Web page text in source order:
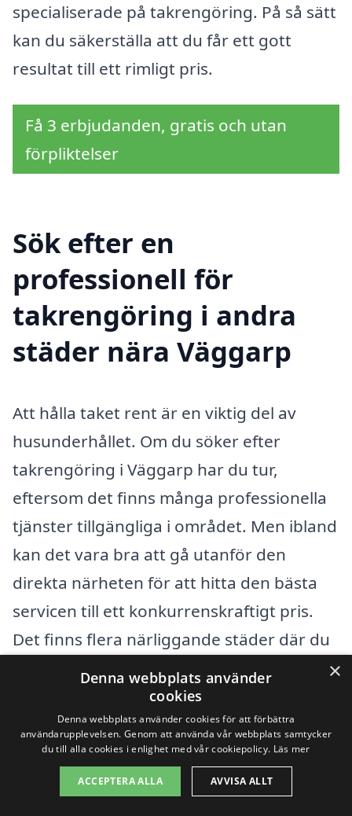
specialiserade på takrengöring. På så sätt
kan du säkerställa att du får ett gott
resultat till ett rimligt pris.
Få 3 erbjudanden, gratis och utan
förpliktelser
Sök efter en
professionell för
takrengöring i andra
städer nära Väggarp
Att hålla taket rent är en viktig del av
husunderhållet. Om du söker efter
takrengöring i Väggarp har du tur,
eftersom det finns många professionella
tjänster tillgängliga i området. Men ibland
kan det vara bra att gå utanför den
direkta närheten för att hitta den bästa
servicen till ett konkurrenskraftigt pris.
Det finns flera närliggande städer där du
kan hitta pålitliga företag specialiserade
Några av dessa städer inkluderar:
Eslöv
×
Denna webbplats använder
cookies
Denna webbplats använder cookies för att förbättra
användarupplevelsen. Genom att använda vår webbplats samtycker
du till alla cookies i enlighet med vår cookiepolicy. Läs mer
ACCEPTERA ALLA AVVISA ALLT